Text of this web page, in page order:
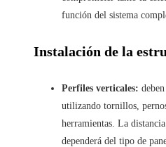
función del sistema
Instalación de la
Perfiles verticales:
utilizando tornillos,
herramientas. La
dependerá del tipo de